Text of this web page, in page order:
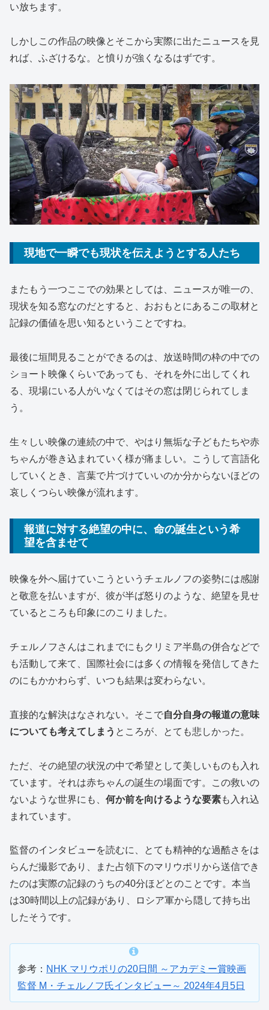
い放ちます。
しかしこの作品の映像とそこから実際に出たニュースを見
れば、ふざけるな。と憤りが強くなるはずです。
現地で一瞬でも現状を伝えようとする人たち
またもう一つここでの効果としては、ニュースが唯一の、
現状を知る窓なのだとすると、おおもとにあるこの取材と
記録の価値を思い知るということですね。
最後に垣間見ることができるのは、放送時間の枠の中での
ショート映像くらいであっても、それを外に出してくれ
る、現場にいる人がいなくてはその窓は閉じられてしま
う。
生々しい映像の連続の中で、やはり無垢な子どもたちや赤
ちゃんが巻き込まれていく様が痛ましい。こうして言語化
していくとき、言葉で片づけていいのか分からないほどの
哀しくつらい映像が流れます。
報道に対する絶望の中に、命の誕生という希
望を含ませて
映像を外へ届けていこうというチェルノフの姿勢には感謝
と敬意を払いますが、彼が半ば怒りのような、絶望を見せ
ているところも印象にのこりました。
チェルノフさんはこれまでにもクリミア半島の併合などで
も活動して来て、国際社会には多くの情報を発信してきた
のにもかかわらず、いつも結果は変わらない。
直接的な解決はなされない。そこで自分自身の報道の意味
についても考えてしまう ところが、とても悲しかった。
ただ、その絶望の状況の中で希望として美しいものも入れ
ています。それは赤ちゃんの誕生の場面です。この救いの
ないような世界にも、 何か前を向けるような要素も入れ込
まれています。
監督のインタビューを読むに、とても精神的な過酷さをは
らんだ撮影であり、また占領下のマリウポリから送信でき
たのは実際の記録のうちの40分ほどとのことです。本当
は30時間以上の記録があり、ロシア軍から隠して持ち出
したそうです。
参考： NHK マリウポリの20日間 ～アカデミー賞映画
監督 M・チェルノフ氏インタビュー～ 2024年4月5日